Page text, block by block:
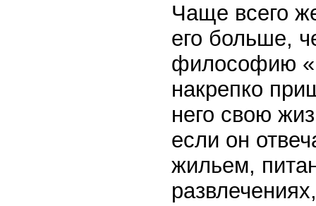
Чаще всего
его больше,
философию
накрепко
него свою
если он
жильем,